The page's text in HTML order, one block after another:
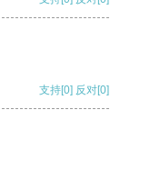
支持[0] 反对[0]